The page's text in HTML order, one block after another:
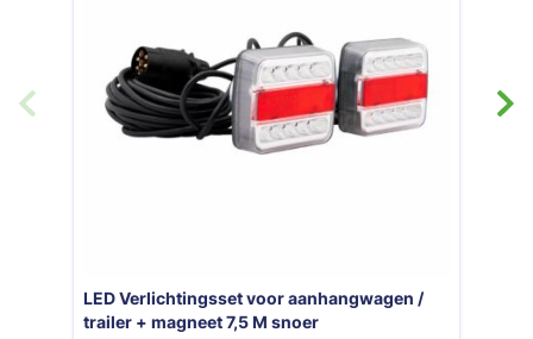
LED Verlichtingsset voor
trailer + magneet 12M snoer